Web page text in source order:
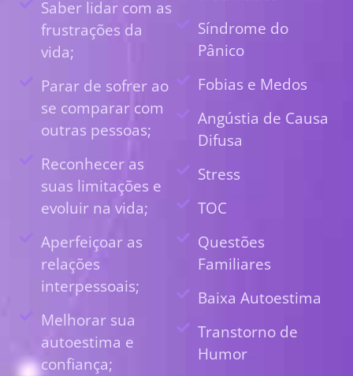
Saber lidar com as
frustrações da
vida;
Parar de sofrer ao
se comparar com
outras pessoas;
Reconhecer as
suas limitações e
evoluir na vida;
Aperfeiçoar as
relações
interpessoais;
Melhorar sua
autoestima e
confiança;
Síndrome do
Pânico
Fobias e Medos
Angústia de Causa
Difusa
Stress
TOC
Questões
Familiares
Baixa Autoestima
Transtorno de
Humor